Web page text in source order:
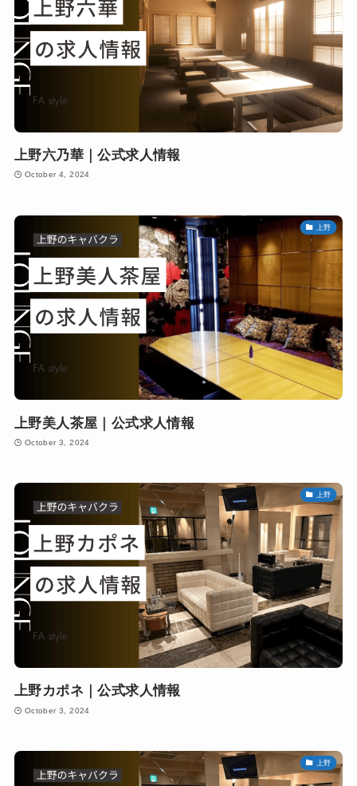
上野六乃華｜公式求人情報
October 4, 2024
上野
上野美人茶屋｜公式求人情報
October 3, 2024
上野
上野カポネ｜公式求人情報
October 3, 2024
上野